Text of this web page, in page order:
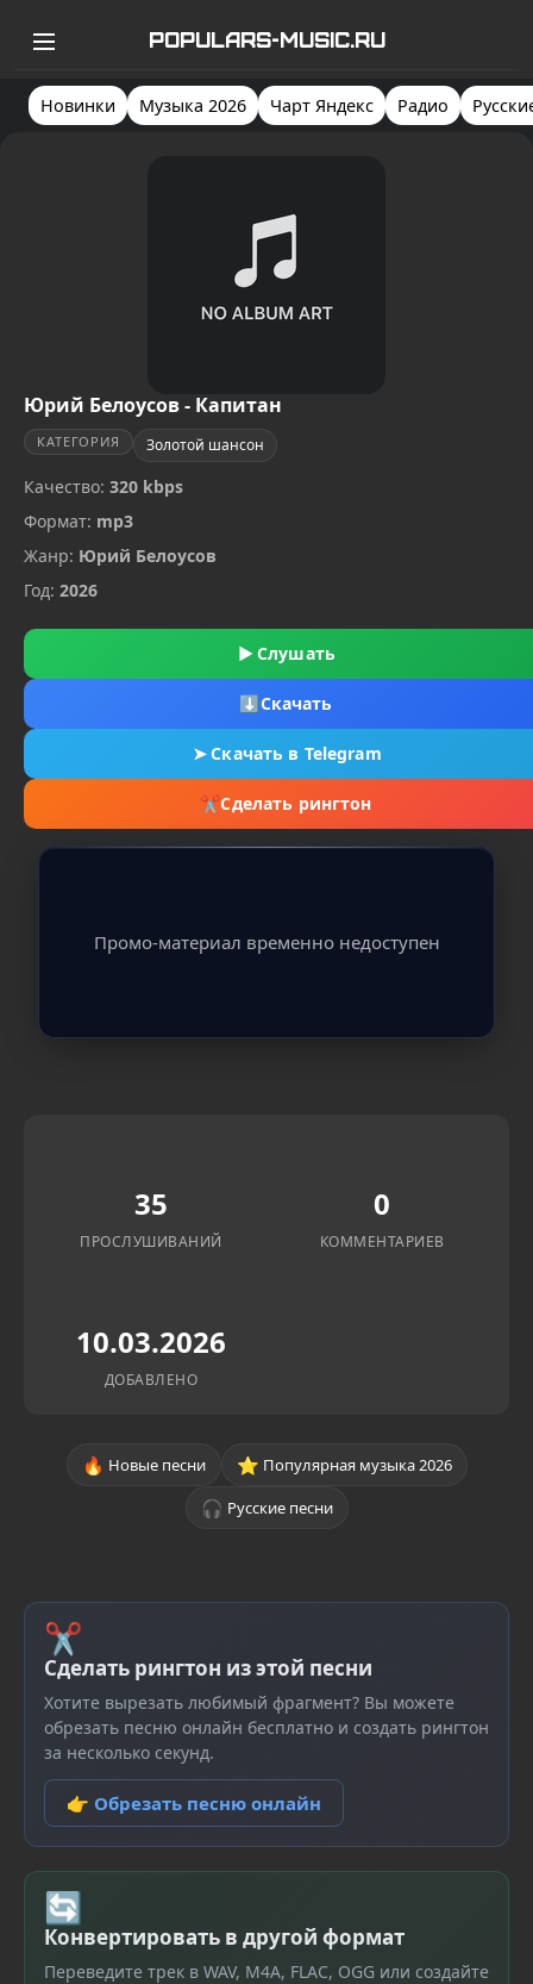
POPULARS-MUSIC.RU
Новинки Музыка 2026 Чарт Яндекс Радио
Юрий Белоусов - Капитан
КАТЕГОРИЯ Золотой шансон
Качество: 320 kbps
Формат: mp3
Жанр: Юрий Белоусов
Год: 2026
▶ Слушать
⬇Скачать
➤Скачать в Telegram
✂Сделать рингтон
Промо-материал временно недоступен
35
ПРОСЛУШИВАНИЙ
0
КОММЕНТАРИЕВ
10.03.2026
ДОБАВЛЕНО
🔥 Новые песни ⭐ Популярная музыка 2026
🎧 Русские песни
✂
Сделать рингтон из этой песни
Хотите вырезать любимый фрагмент? Вы можете
обрезать песню онлайн бесплатно и создать рингтон
за несколько секунд.
👉 Обрезать песню онлайн
🔄
Конвертировать в другой формат
Переведите трек в WAV, M4A, FLAC, OGG или создайте